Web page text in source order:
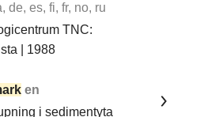
de, es, fi, fr, no, ru
TNC:
| 1988
en
i sedimentyta